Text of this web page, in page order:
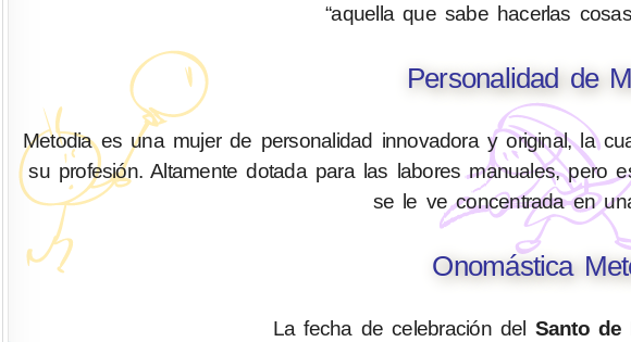
“aquella que sabe hacerlas
Personalidad de
Metodia es una mujer de personalidad innovadora y original, la
su profesión. Altamente dotada para las labores manuales, pero
se le ve concentrada en
Onomástica
La fecha de celebración del Santo de